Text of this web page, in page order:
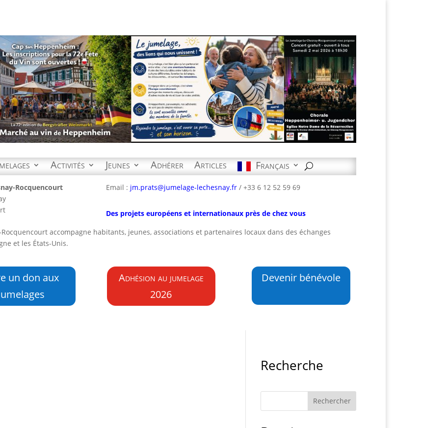
Activités Jeunes Adhérer Articles Français
Rocquencourt
Email : jm.prats@jumelage-lechesnay.fr/ +33 6 12 52 59 69
Des projets européens et internationaux près de chez vous
Rocquencourt accompagne habitants, jeunes, associations et partenaires locaux dans des échanges
et les États-Unis.
un don aux
Adhésion au jumelage
2026
Devenir bénévole
Recherche